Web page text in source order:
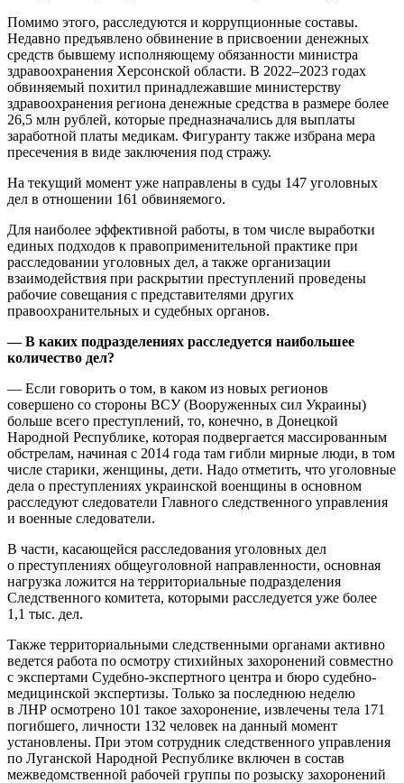
Помимо этого, расследуются и коррупционные составы.
Недавно предъявлено обвинение в присвоении денежных
средств бывшему исполняющему обязанности министра
здравоохранения Херсонской области. В 2022–2023 годах
обвиняемый похитил принадлежавшие министерству
здравоохранения региона денежные средства в размере более
26,5 млн рублей, которые предназначались для выплаты
заработной платы медикам. Фигуранту также избрана мера
пресечения в виде заключения под стражу.
На текущий момент уже направлены в суды 147 уголовных
дел в отношении 161 обвиняемого.
Для наиболее эффективной работы, в том числе выработки
единых подходов к правоприменительной практике при
расследовании уголовных дел, а также организации
взаимодействия при раскрытии преступлений проведены
рабочие совещания с представителями других
правоохранительных и судебных органов.
— В каких подразделениях расследуется наибольшее
количество дел?
— Если говорить о том, в каком из новых регионов
совершено со стороны ВСУ (Вооруженных сил Украины)
больше всего преступлений, то, конечно, в Донецкой
Народной Республике, которая подвергается массированным
обстрелам, начиная с 2014 года там гибли мирные люди, в том
числе старики, женщины, дети. Надо отметить, что уголовные
дела о преступлениях украинской военщины в основном
расследуют следователи Главного следственного управления
и военные следователи.
В части, касающейся расследования уголовных дел
о преступлениях общеуголовной направленности, основная
нагрузка ложится на территориальные подразделения
Следственного комитета, которыми расследуется уже более
1,1 тыс. дел.
Также территориальными следственными органами активно
ведется работа по осмотру стихийных захоронений совместно
с экспертами Судебно-экспертного центра и бюро судебно-
медицинской экспертизы. Только за последнюю неделю
в ЛНР осмотрено 101 такое захоронение, извлечены тела 171
погибшего, личности 132 человек на данный момент
установлены. При этом сотрудник следственного управления
по Луганской Народной Республике включен в состав
межведомственной рабочей группы по розыску захоронений